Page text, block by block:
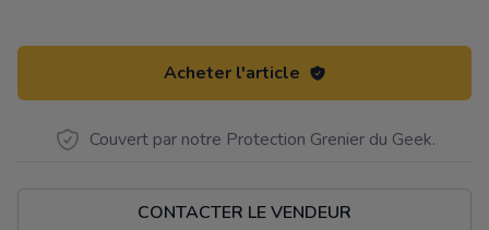
Acheter l'article
Couvert par notre Protection Grenier du Geek.
CONTACTER LE VENDEUR